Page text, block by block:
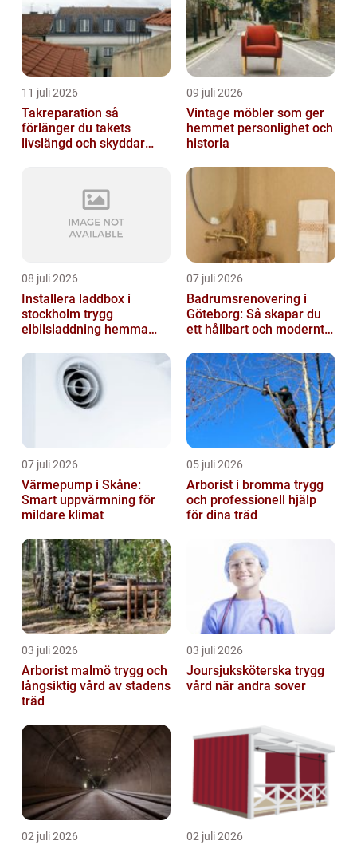
11 juli 2026
Takreparation så
förlänger du takets
livslängd och skyddar
09 juli 2026
Vintage möbler som ger
hemmet personlighet och
historia
08 juli 2026
Installera laddbox i
stockholm trygg
elbilsladdning hemma
07 juli 2026
Badrumsrenovering i
Göteborg: Så skapar du
ett hållbart och modernt
07 juli 2026
Värmepump i Skåne:
Smart uppvärmning för
mildare klimat
05 juli 2026
Arborist i bromma trygg
och professionell hjälp
för dina träd
03 juli 2026
Arborist malmö trygg och
långsiktig vård av stadens
träd
03 juli 2026
Joursjuksköterska trygg
vård när andra sover
02 juli 2026 02 juli 2026